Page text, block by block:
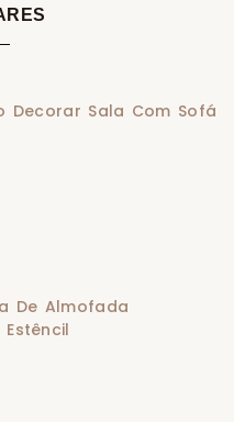
Decorar Sala Com Sofá
De Almofada